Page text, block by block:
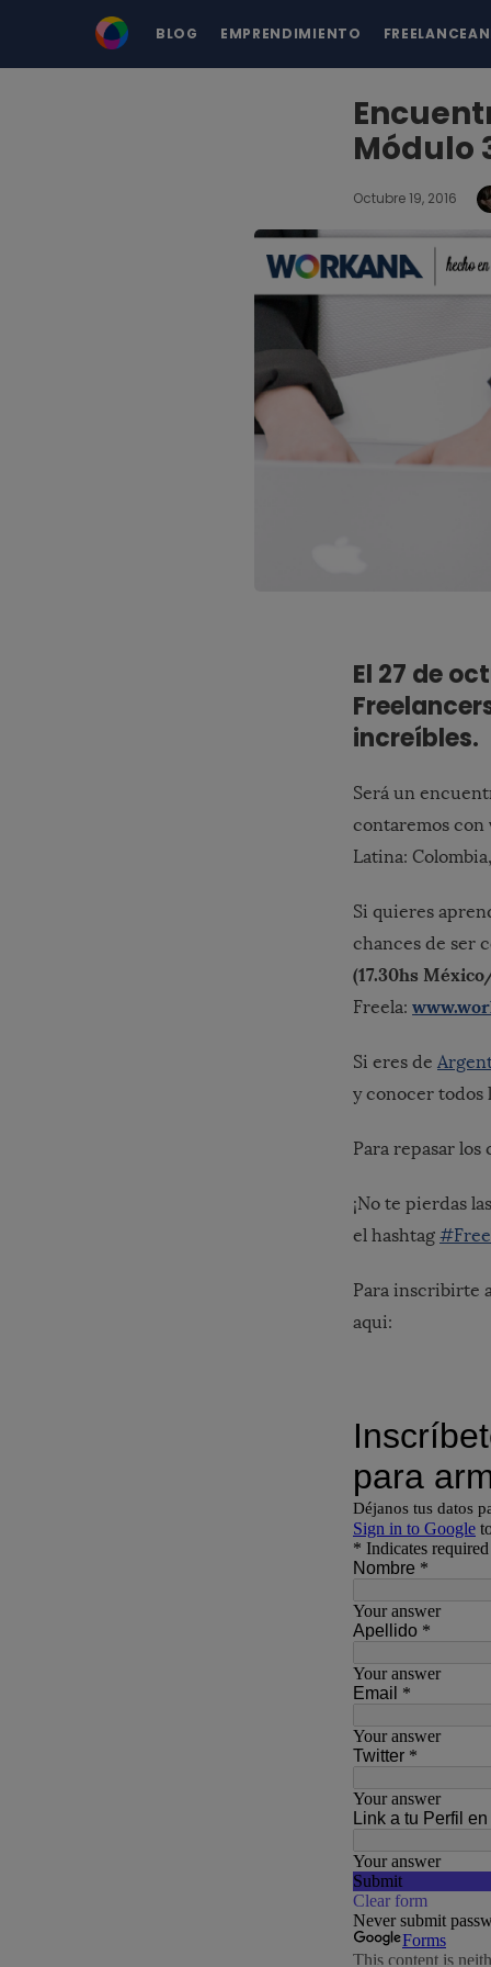
BLOG EMPRENDIMIENTO
Módulo
Octubre 19, 2016
El 27 de
increíbles.
Será un
contaremos con
Latina:
Si quieres
chances de ser
(17.30hs
Freela:
Si eres de
y conocer todos
Para repasar
¡No te pierdas
el hashtag
Para inscribirte
aqui: